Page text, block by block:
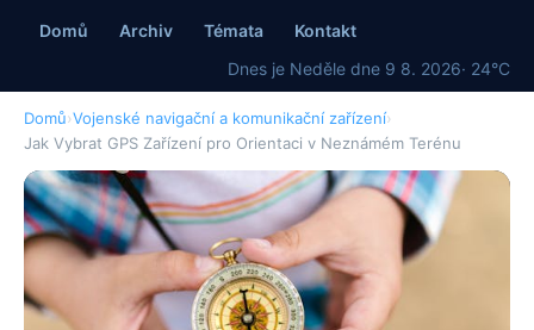
Domů Archiv Témata
Kontakt
Dnes je Neděle dne 9 8. 2026· 24°C
Domů›Vojenské navigační a komunikační zařízení›
Jak Vybrat GPS Zařízení pro Orientaci v Neznámém Terénu